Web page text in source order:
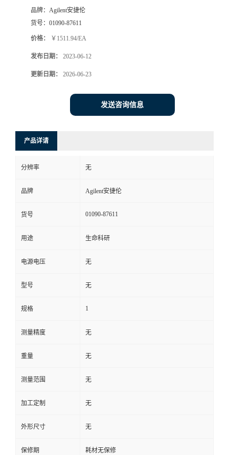
品牌： Agilent安捷伦
货号： 01090-87611
价格： ￥1511.94/EA
发布日期： 2023-06-12
更新日期： 2026-06-23
发送咨询信息
产品详请
分辨率 无
品牌 Agilent安捷伦
货号 01090-87611
用途 生命科研
电源电压 无
型号 无
规格 1
测量精度 无
重量 无
测量范围 无
加工定制 无
外形尺寸 无
保修期 耗材无保修